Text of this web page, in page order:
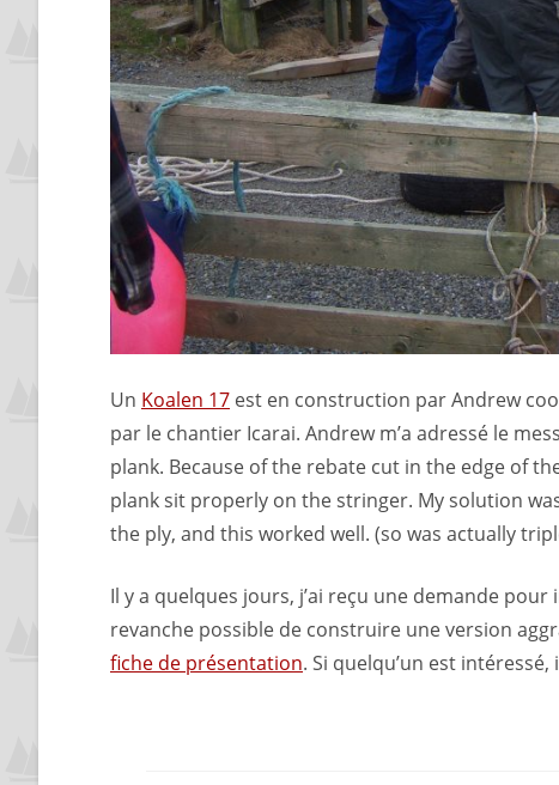
Un Koalen 17 est en construction par Andrew
par le chantier Icarai. Andrew m’a adressé le
plank. Because of the rebate cut in the edge of
plank sit properly on the stringer. My solution
the ply, and this worked well. (so was actually
Il y a quelques jours, j’ai reçu une demande pour
revanche possible de construire une version
fiche de présentation. Si quelqu’un est